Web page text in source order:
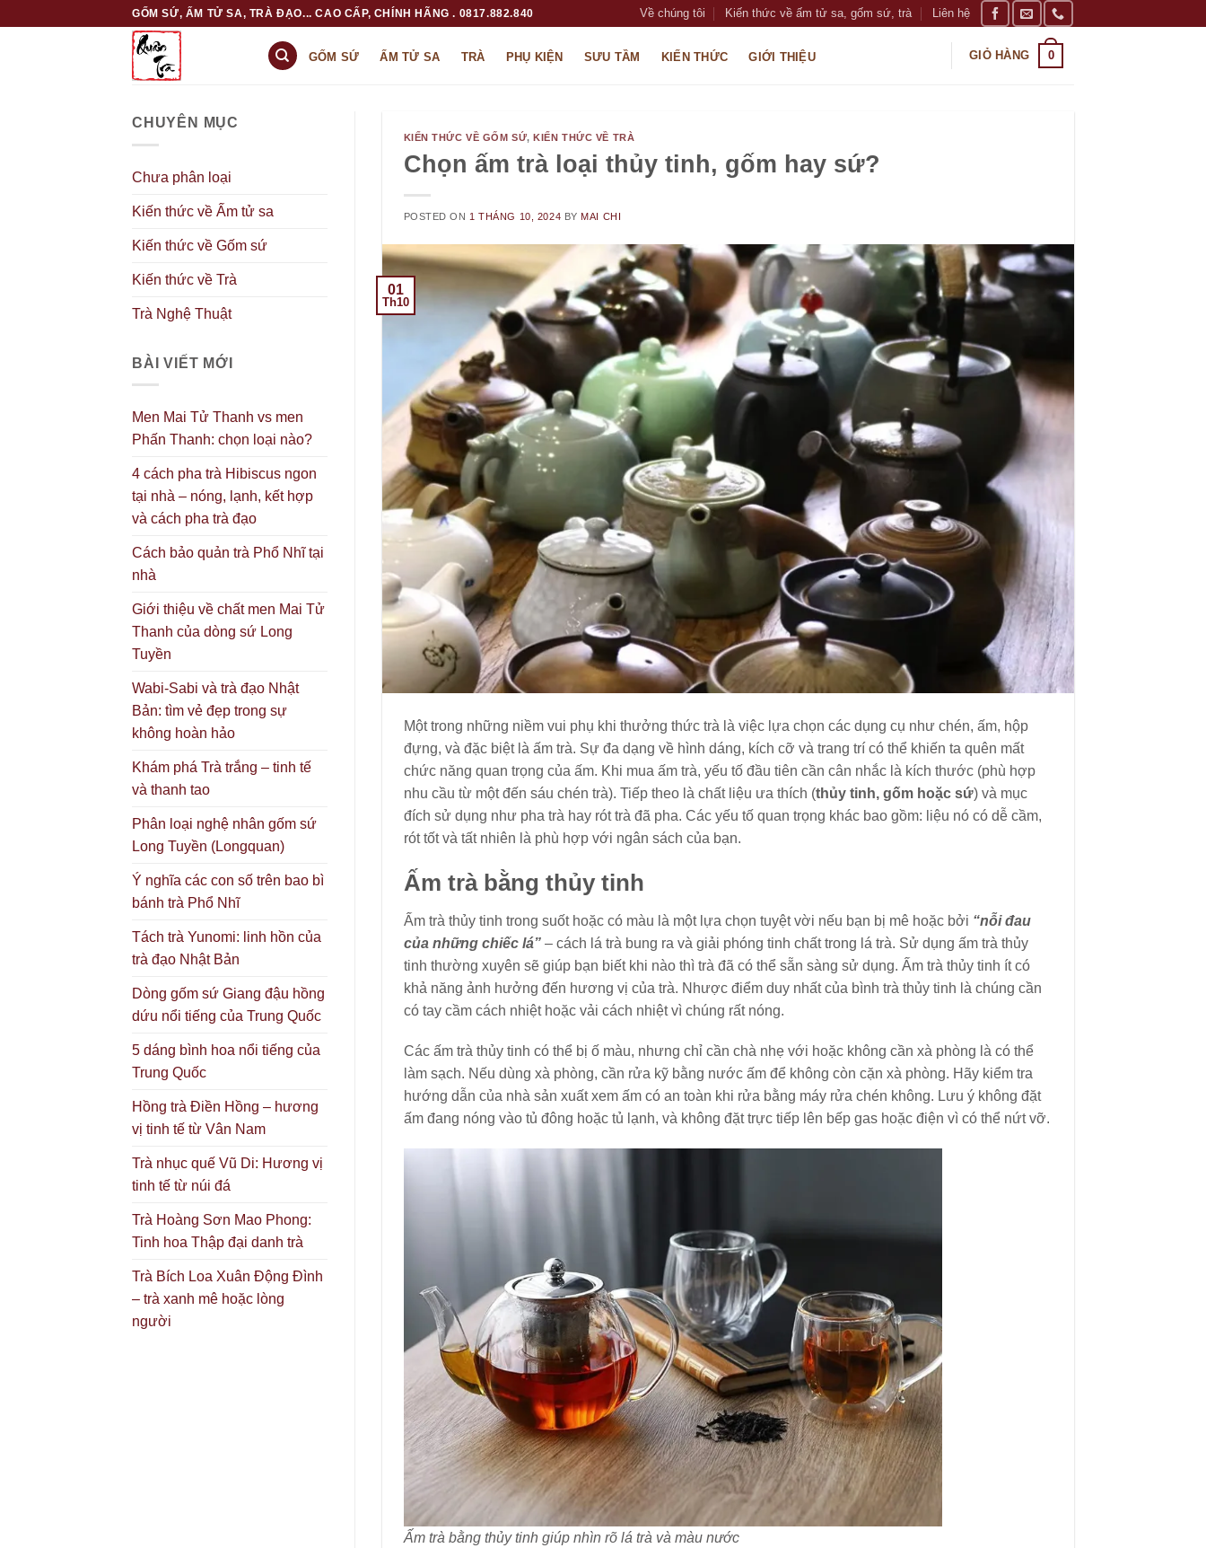
GỐM SỨ, ẤM TỬ SA, TRÀ ĐẠO... CAO CẤP, CHÍNH HÃNG . 0817.882.840 Về chúng tôi Kiến thức về ấm tử sa, gốm sứ, trà Liên hệ
GỐM SỨ ẤM TỬ SA TRÀ PHỤ KIỆN SƯU TẦM KIẾN THỨC GIỚI THIỆU GIỎ HÀNG 0
CHUYÊN MỤC
Chưa phân loại
Kiến thức về Ấm tử sa
Kiến thức về Gốm sứ
Kiến thức về Trà
Trà Nghệ Thuật
BÀI VIẾT MỚI
Men Mai Tử Thanh vs men
Phấn Thanh: chọn loại nào?
4 cách pha trà Hibiscus ngon
tại nhà – nóng, lạnh, kết hợp
và cách pha trà đạo
Cách bảo quản trà Phổ Nhĩ tại
nhà
Giới thiệu về chất men Mai Tử
Thanh của dòng sứ Long
Tuyền
Wabi-Sabi và trà đạo Nhật
Bản: tìm vẻ đẹp trong sự
không hoàn hảo
Khám phá Trà trắng – tinh tế
và thanh tao
Phân loại nghệ nhân gốm sứ
Long Tuyền (Longquan)
Ý nghĩa các con số trên bao bì
bánh trà Phổ Nhĩ
Tách trà Yunomi: linh hồn của
trà đạo Nhật Bản
Dòng gốm sứ Giang đậu hồng
dứu nổi tiếng của Trung Quốc
5 dáng bình hoa nổi tiếng của
Trung Quốc
Hồng trà Điền Hồng – hương
vị tinh tế từ Vân Nam
Trà nhục quế Vũ Di: Hương vị
tinh tế từ núi đá
Trà Hoàng Sơn Mao Phong:
Tinh hoa Thập đại danh trà
Trà Bích Loa Xuân Động Đình
– trà xanh mê hoặc lòng
người
KIẾN THỨC VỀ GỐM SỨ,KIẾN THỨC VỀ TRÀ
Chọn ấm trà loại thủy tinh, gốm hay sứ?
POSTED ON 1 THÁNG 10, 2024 BY MAI CHI
01
Th10
Một trong những niềm vui phụ khi thưởng thức trà là việc lựa chọn các dụng cụ như chén, ấm, hộp
đựng, và đặc biệt là ấm trà. Sự đa dạng về hình dáng, kích cỡ và trang trí có thể khiến ta quên mất
chức năng quan trọng của ấm. Khi mua ấm trà, yếu tố đầu tiên cần cân nhắc là kích thước (phù hợp
nhu cầu từ một đến sáu chén trà). Tiếp theo là chất liệu ưa thích (thủy tinh, gốm hoặc sứ) và mục
đích sử dụng như pha trà hay rót trà đã pha. Các yếu tố quan trọng khác bao gồm: liệu nó có dễ cầm,
rót tốt và tất nhiên là phù hợp với ngân sách của bạn.
Ấm trà bằng thủy tinh
Ấm trà thủy tinh trong suốt hoặc có màu là một lựa chọn tuyệt vời nếu bạn bị mê hoặc bởi “nỗi đau
của những chiếc lá” – cách lá trà bung ra và giải phóng tinh chất trong lá trà. Sử dụng ấm trà thủy
tinh thường xuyên sẽ giúp bạn biết khi nào thì trà đã có thể sẵn sàng sử dụng. Ấm trà thủy tinh ít có
khả năng ảnh hưởng đến hương vị của trà. Nhược điểm duy nhất của bình trà thủy tinh là chúng cần
có tay cầm cách nhiệt hoặc vải cách nhiệt vì chúng rất nóng.
Các ấm trà thủy tinh có thể bị ố màu, nhưng chỉ cần chà nhẹ với hoặc không cần xà phòng là có thể
làm sạch. Nếu dùng xà phòng, cần rửa kỹ bằng nước ấm để không còn cặn xà phòng. Hãy kiểm tra
hướng dẫn của nhà sản xuất xem ấm có an toàn khi rửa bằng máy rửa chén không. Lưu ý không đặt
ấm đang nóng vào tủ đông hoặc tủ lạnh, và không đặt trực tiếp lên bếp gas hoặc điện vì có thể nứt vỡ.
Ấm trà bằng thủy tinh giúp nhìn rõ lá trà và màu nước